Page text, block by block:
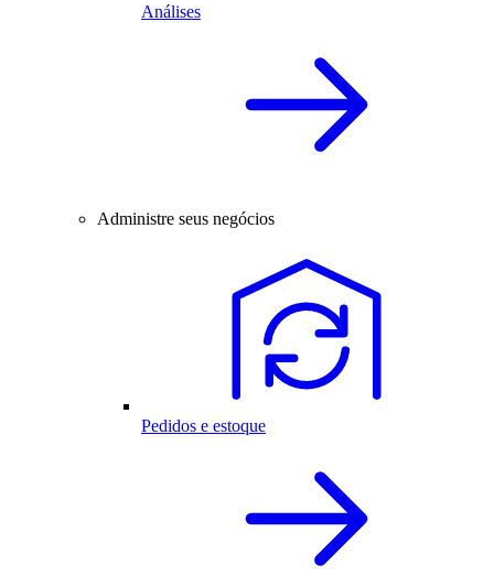
Análises
Administre seus negócios
Pedidos e estoque